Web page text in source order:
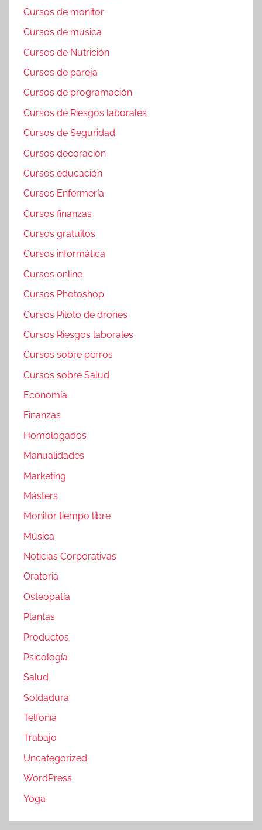
Cursos de monitor
Cursos de música
Cursos de Nutrición
Cursos de pareja
Cursos de programación
Cursos de Riesgos laborales
Cursos de Seguridad
Cursos decoración
Cursos educación
Cursos Enfermería
Cursos finanzas
Cursos gratuitos
Cursos informática
Cursos online
Cursos Photoshop
Cursos Piloto de drones
Cursos Riesgos laborales
Cursos sobre perros
Cursos sobre Salud
Economía
Finanzas
Homologados
Manualidades
Marketing
Másters
Monitor tiempo libre
Música
Noticias Corporativas
Oratoria
Osteopatía
Plantas
Productos
Psicología
Salud
Soldadura
Telfonía
Trabajo
Uncategorized
WordPress
Yoga